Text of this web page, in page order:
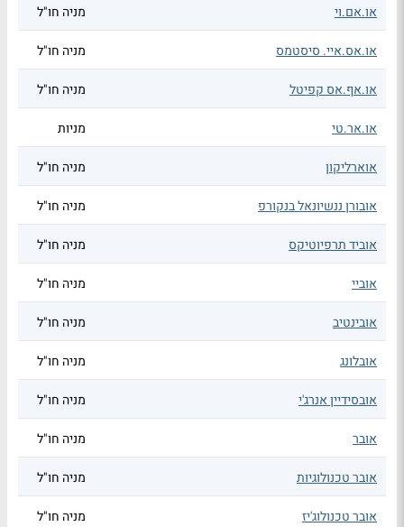
או.אם.וי מניה חו"ל
או.אס.איי. סיסטמס מניה חו"ל
או.אף.אס קפיטל מניה חו"ל
או.אר.טי מניות
אוארליקון מניה חו"ל
אובורן ננשיונאל בנקורפ מניה חו"ל
אוביד תרפיוטיקס מניה חו"ל
אוביי מניה חו"ל
אובינטיב מניה חו"ל
אובלונג מניה חו"ל
אובסידיין אנרג'י מניה חו"ל
אובר מניה חו"ל
אובר טכנולוגיות מניה חו"ל
אובר טכנולוג'יז מניה חו"ל